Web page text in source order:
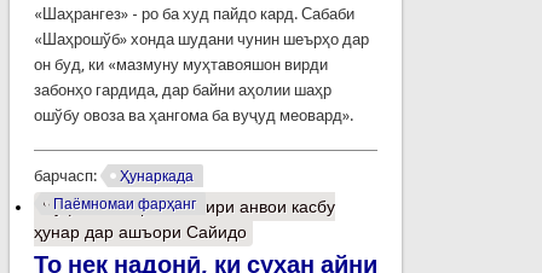
«Шаҳрангез» - ро ба худ пайдо кард. Сабаби
«Шаҳрошўб» хонда шудани чунин шеърҳо дар
он буд, ки «мазмуну муҳтавояшон вирди
забонҳо гардида, дар байни аҳолии шаҳр
ошўбу овоза ва ҳангома ба вуҷуд меовард».
барчасп:
Ҳунаркада
Паёмномаи фарҳанг
Муфассалтаро Тасвири анвои касбу
ҳунар дар ашъори Сайидо
То нек надонӣ, ки сухан айни